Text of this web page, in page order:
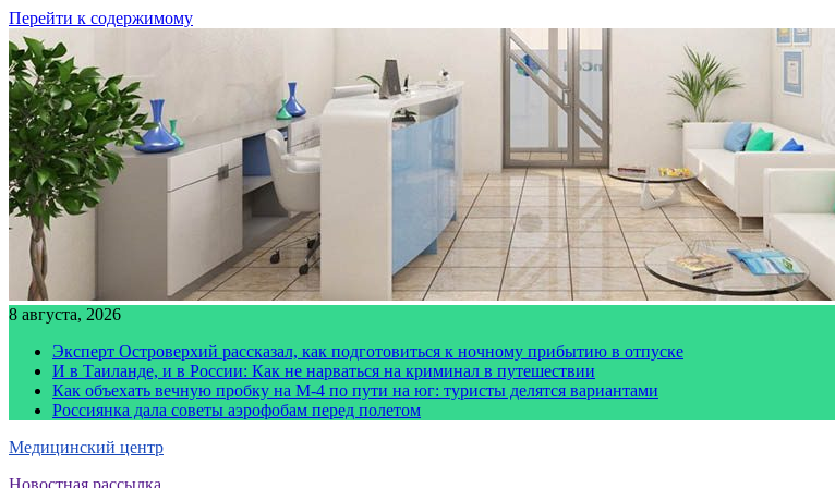
Перейти к содержимому
8 августа, 2026
Эксперт Островерхий рассказал, как подготовиться к ночному прибытию в отпуске
И в Таиланде, и в России: Как не нарваться на криминал в путешествии
Как объехать вечную пробку на М-4 по пути на юг: туристы делятся вариантами
Россиянка дала советы аэрофобам перед полетом
Медицинский центр
Новостная рассылка